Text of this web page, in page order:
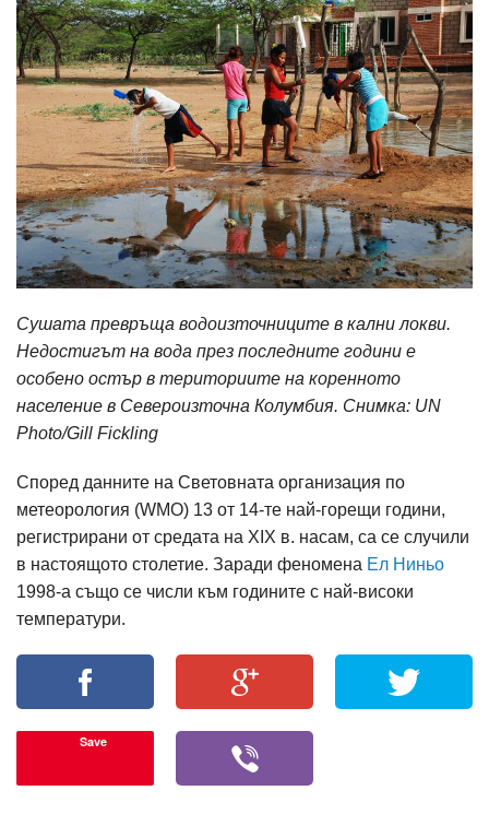
Сушата превръща водоизточниците в кални локви.
Недостигът на вода през последните години е
особено остър в териториите на коренното
население в Североизточна Колумбия. Снимка: UN
Photo/Gill Fickling
Според данните на Световната организация по
метеорология (WMO) 13 от 14-те най-горещи години,
регистрирани от средата на XIX в. насам, са се случили
в настоящото столетие. Заради феномена Ел Ниньо
1998-а също се числи към годините с най-високи
температури.
Save